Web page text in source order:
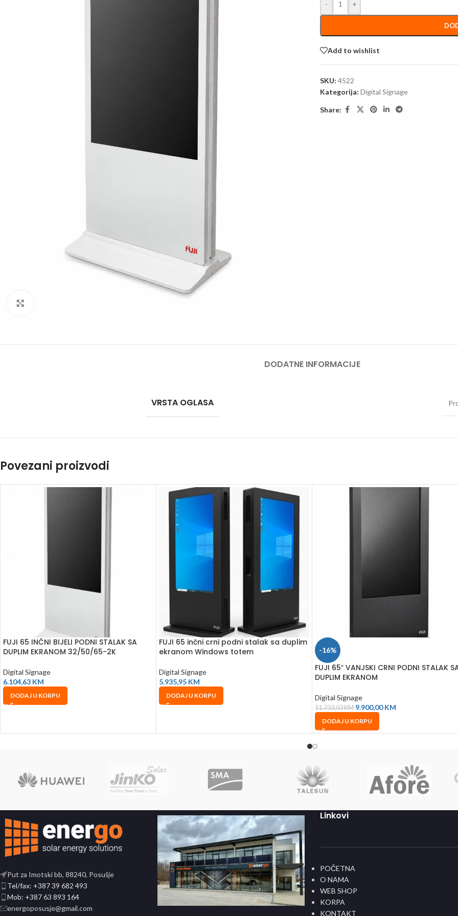
- +
Add to wishlist
SKU: 4522
Kategorija: Digital Signage
Share:
DODATNE INFORMACIJE
VRSTA OGLASA
Povezani proizvodi
FUJI 65 INČNI BIJELI PODNI STALAK SA
DUPLIM EKRANOM 32/50/65-2K
Digital Signage
6.104,63 KM
DODAJ U KORPU
FUJI 65 inčni crni podni stalak sa duplim
ekranom Windows totem
Digital Signage
5.935,95 KM
DODAJ U KORPU
-16%
FUJI 65″ VANJSKI CRNI PODNI STALAK
DUPLIM EKRANOM
Digital Signage
11.733,03KM 9.900,00KM
DODAJ U KORPU
Put za Imotski bb, 88240, Posušje
Tel/fax: +387 39 682 493
Mob: +387 63 893 164
energoposusje@gmail.com
Linkovi
POČETNA
O NAMA
WEB SHOP
KORPA
KONTAKT